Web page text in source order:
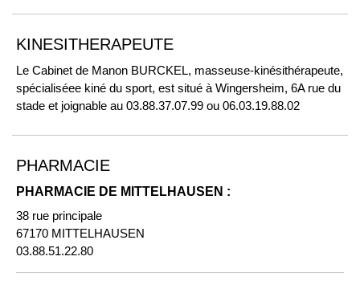
KINESITHERAPEUTE
Le Cabinet de Manon BURCKEL, masseuse-kinésithérapeute,
spécialiséee kiné du sport, est situé à Wingersheim, 6A rue du
stade et joignable au 03.88.37.07.99 ou 06.03.19.88.02
PHARMACIE
PHARMACIE DE MITTELHAUSEN :
38 rue principale
67170 MITTELHAUSEN
03.88.51.22.80